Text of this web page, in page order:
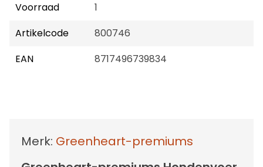
Voorraad
1
Artikelcode
800746
EAN
8717496739834
Merk: Greenheart-premiums